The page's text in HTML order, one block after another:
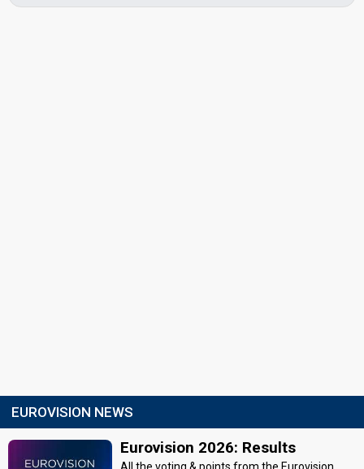
EUROVISION NEWS
Eurovision 2026: Results